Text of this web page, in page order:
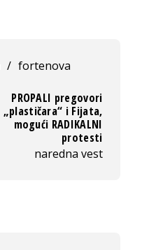
/ fortenova
PROPALI pregovori
„plastičara“ i Fijata,
mogući RADIKALNI
protesti
naredna vest